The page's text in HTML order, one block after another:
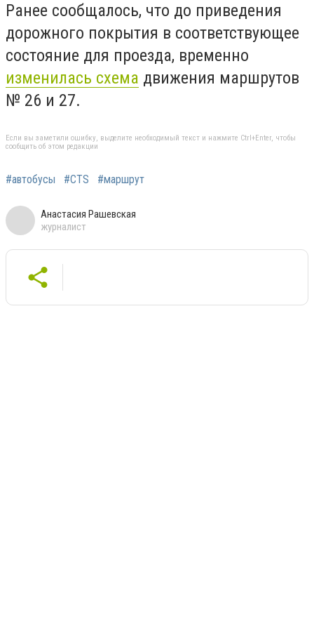
Ранее сообщалось, что до приведения
дорожного покрытия в соответствующее
состояние для проезда, временно
изменилась схема движения маршрутов
№ 26 и 27.
Если вы заметили ошибку, выделите необходимый текст и нажмите Ctrl+Enter, чтобы
сообщить об этом редакции
#автобусы #CTS #маршрут
Анастасия Рашевская
журналист